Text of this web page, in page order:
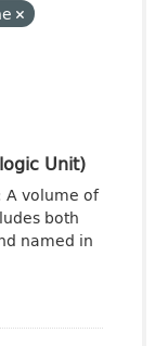
Unit)
A volume of
both
named in